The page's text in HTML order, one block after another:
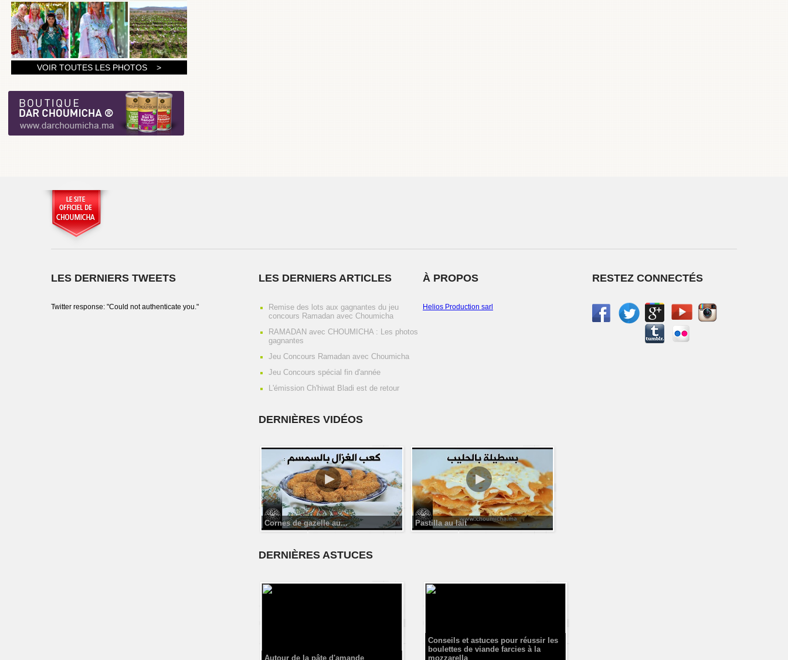
1
2
VOIR TOUTES LES PHOTOS >
LES DERNIERS TWEETS
Twitter response: "Could not authenticate you."
LES DERNIERS ARTICLES
Remise des lots aux gagnantes du jeu
concours Ramadan avec Choumicha
RAMADAN avec CHOUMICHA : Les photos
gagnantes
Jeu Concours Ramadan avec Choumicha
Jeu Concours spécial fin d'année
L'émission Ch'hiwat Bladi est de retour
À PROPOS
Helios Production sarl
DERNIÈRES VIDÉOS
Cornes de gazelle au... Pastilla au lait
DERNIÈRES ASTUCES
Autour de la pâte d'amande
Conseils et astuces pour réussir les
boulettes de viande farcies à la
mozzarella
RESTEZ CONNECTÉS